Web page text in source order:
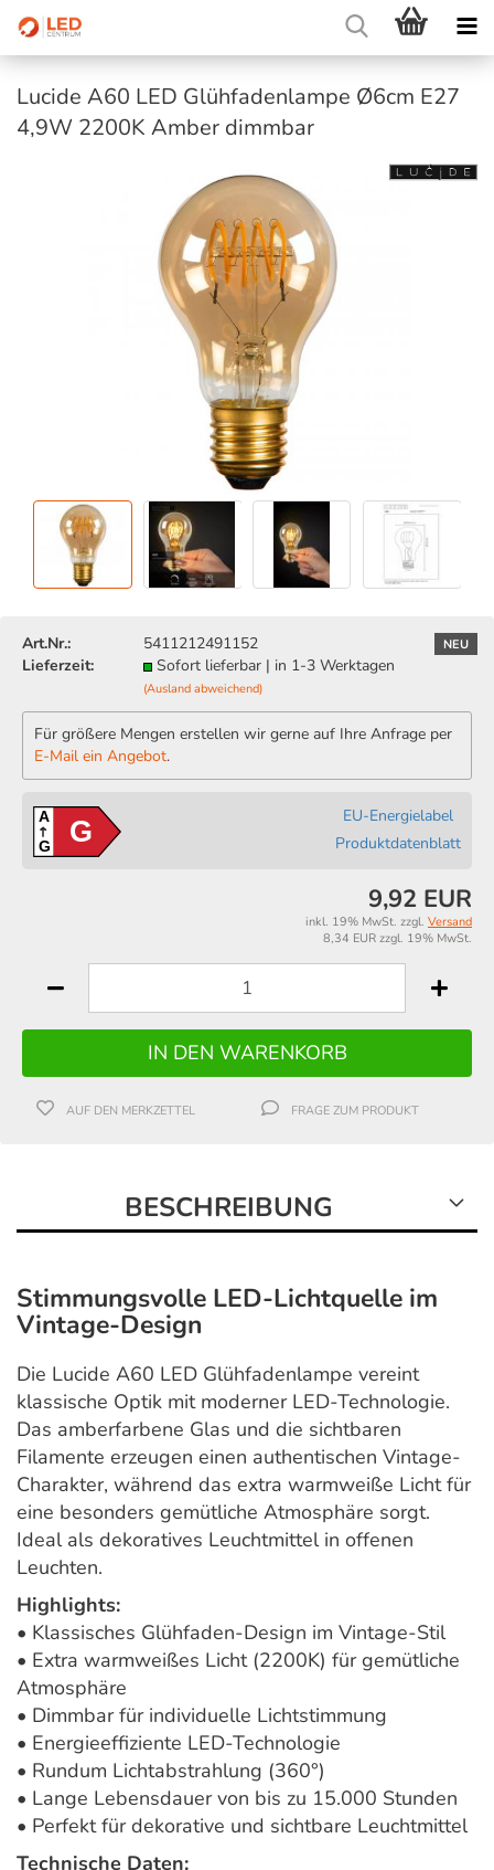
Lucide A60 LED Glühfadenlampe Ø6cm E27
4,9W 2200K Amber dimmbar
NEU
Art.Nr.:
5411212491152
Lieferzeit:
Sofort lieferbar | in 1-3 Werktagen
(Ausland abweichend)
Für größere Mengen erstellen wir gerne auf Ihre Anfrage per
E-Mail ein Angebot.
A
GG
EU-Energielabel
Produktdatenblatt
9,92 EUR
inkl. 19% MwSt. zzgl. Versand
8,34 EUR zzgl. 19% MwSt.
AUF DEN MERKZETTEL FRAGE ZUM PRODUKT
BESCHREIBUNG
Stimmungsvolle LED-Lichtquelle im
Vintage-Design
Die Lucide A60 LED Glühfadenlampe vereint
klassische Optik mit moderner LED-Technologie.
Das amberfarbene Glas und die sichtbaren
Filamente erzeugen einen authentischen Vintage-
Charakter, während das extra warmweiße Licht für
eine besonders gemütliche Atmosphäre sorgt.
Ideal als dekoratives Leuchtmittel in offenen
Leuchten.
Highlights:
• Klassisches Glühfaden-Design im Vintage-Stil
• Extra warmweißes Licht (2200K) für gemütliche
Atmosphäre
• Dimmbar für individuelle Lichtstimmung
• Energieeffiziente LED-Technologie
• Rundum Lichtabstrahlung (360°)
• Lange Lebensdauer von bis zu 15.000 Stunden
• Perfekt für dekorative und sichtbare Leuchtmittel
Technische Daten: